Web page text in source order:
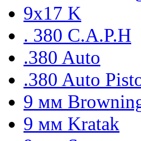
9х17 K
. 380 C.A.P.H
.380 Auto
.380 Auto
9 мм
9 мм Kratak